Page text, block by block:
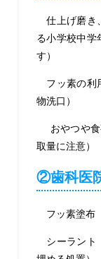
仕上げ磨き
る小学校中学
す）
フッ素の利
物洗口）
おやつや
取量に注意）
②歯科医
フッ素塗布
シーラント